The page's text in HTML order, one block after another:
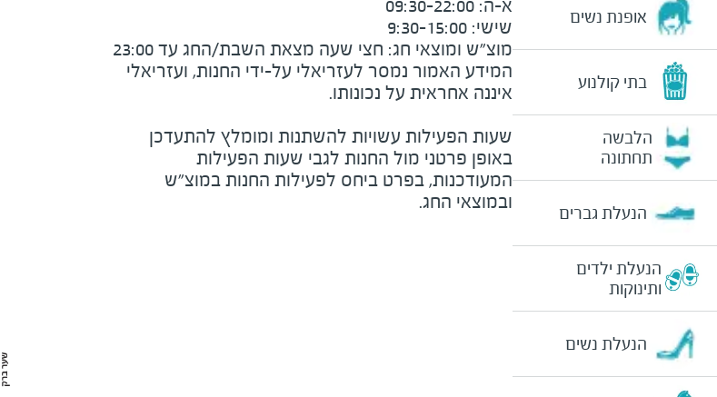
אופנת נשים
בתי קולנוע
הלבשה
תחתונה
הנעלת גברים
הנעלת ילדים
ותינוקות
הנעלת נשים
מוצ״ש ומוצאי חג: חצי שעה מצאת השבת/החג עד 23:00
המידע האמור נמסר לעזריאלי על-ידי החנות, ועזריאלי
שעות הפעילות עשויות להשתנות ומומלץ להתעדכן
באופן פרטני מול החנות לגבי שעות הפעילות
המעודכנות, בפרט ביחס לפעילות החנות במוצ"ש
ובמוצאי החג.